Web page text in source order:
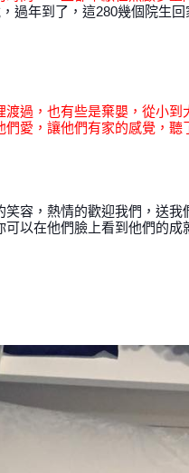
過年到了，這280幾個院生
過，也有些是棄嬰，從小
愛，讓他們有家的感覺，聽
容，熱情的歡迎我們，送
以在他們臉上看到他們的成